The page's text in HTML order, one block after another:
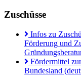
Zuschüsse
Infos zu
Förderung und
Fördermittel
Bundesland